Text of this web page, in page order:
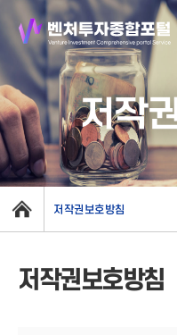
저작
저작권보호방침
저작권보호방침